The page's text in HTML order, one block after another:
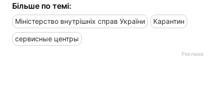
Більше по темі:
Міністерство внутрішніх справ України Карантин
сервисные центры